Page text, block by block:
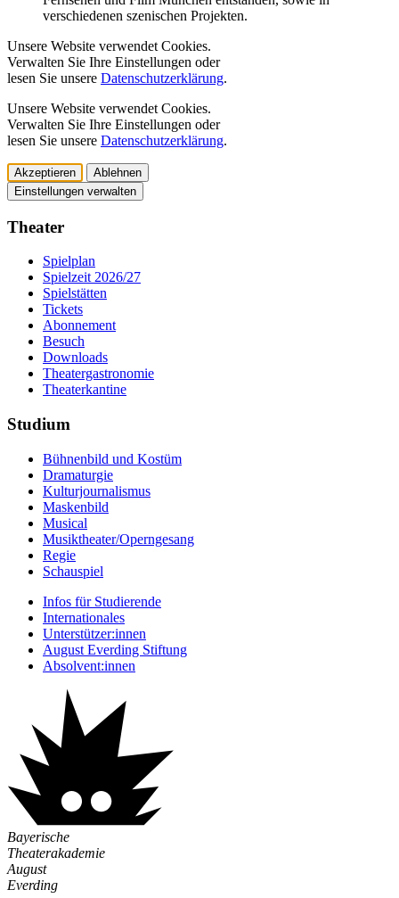
verschiedenen szenischen Projekten.
Unsere Website verwendet Cookies.
Verwalten Sie Ihre Einstellungen oder
lesen Sie unsere Datenschutzerklärung.
Unsere Website verwendet Cookies.
Verwalten Sie Ihre Einstellungen oder
lesen Sie unsere Datenschutzerklärung.
Akzeptieren
Ablehnen
Einstellungen verwalten
Theater
Spielplan
Spielzeit 2026/27
Spielstätten
Tickets
Abonnement
Besuch
Downloads
Theatergastronomie
Theaterkantine
Studium
Bühnenbild und Kostüm
Dramaturgie
Kulturjournalismus
Maskenbild
Musical
Musiktheater/­Operngesang
Regie
Schauspiel
Infos für Studierende
Internationales
Unterstützer:innen
August Everding Stiftung
Absolvent:innen
Bayerische
Theaterakademie
August
Everding